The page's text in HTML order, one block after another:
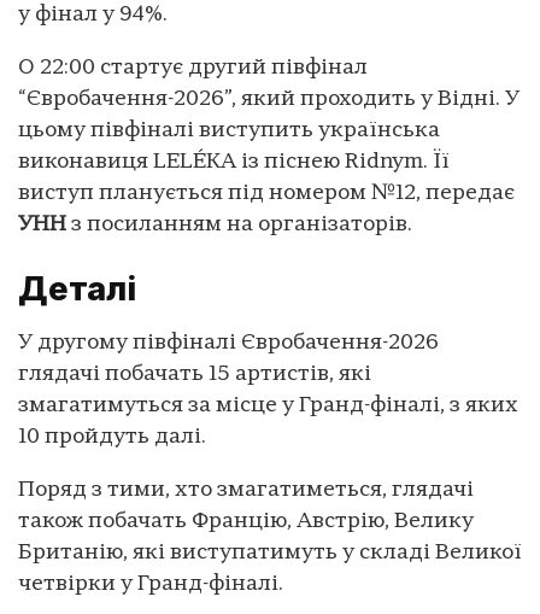
у фінал у 94%.
О 22:00 стартує другий півфінал
“Євробачення-2026”, який проходить у Відні. У
цьому півфіналі виступить українська
виконавиця LELÉKA із піснею Ridnym. Її
виступ планується під номером №12, передає
УНН з посиланням на організаторів.
Деталі
У другому півфіналі Євробачення-2026
глядачі побачать 15 артистів, які
змагатимуться за місце у Гранд-фіналі, з яких
10 пройдуть далі.
Поряд з тими, хто змагатиметься, глядачі
також побачать Францію, Австрію, Велику
Британію, які виступатимуть у складі Великої
четвірки у Гранд-фіналі.